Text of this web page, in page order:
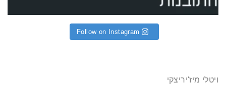
Follow on Instagram
ויטלי מיז'יריצקי